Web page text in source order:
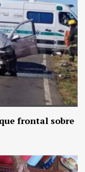
frontal sobre